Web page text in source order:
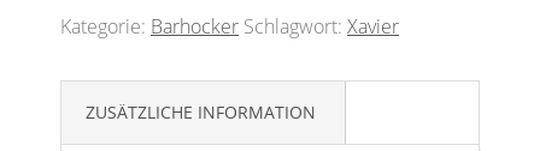
Kategorie: Barhocker Schlagwort: Xavier
ZUSÄTZLICHE INFORMATION